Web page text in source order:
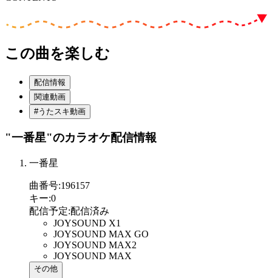
この曲を楽しむ
配信情報
関連動画
#うたスキ動画
"一番星"のカラオケ配信情報
一番星
曲番号:196157
キー:0
配信予定:配信済み
JOYSOUND X1
JOYSOUND MAX GO
JOYSOUND MAX2
JOYSOUND MAX
その他